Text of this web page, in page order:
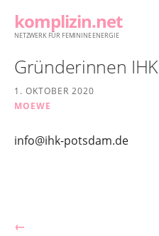
Inhaltkomplizin.net
NETZWERK FÜR FEMININE ENERGIE
Gründerinnen IHK
1. OKTOBER 2020
MOEWE
info@ihk-potsdam.de
Beitragsnavigation
←